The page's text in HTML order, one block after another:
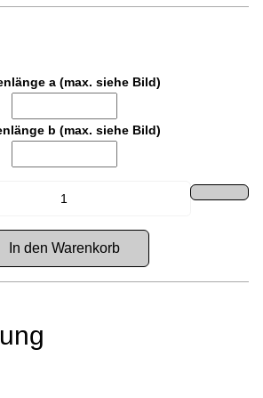
a (max. siehe Bild)
b (max. siehe Bild)